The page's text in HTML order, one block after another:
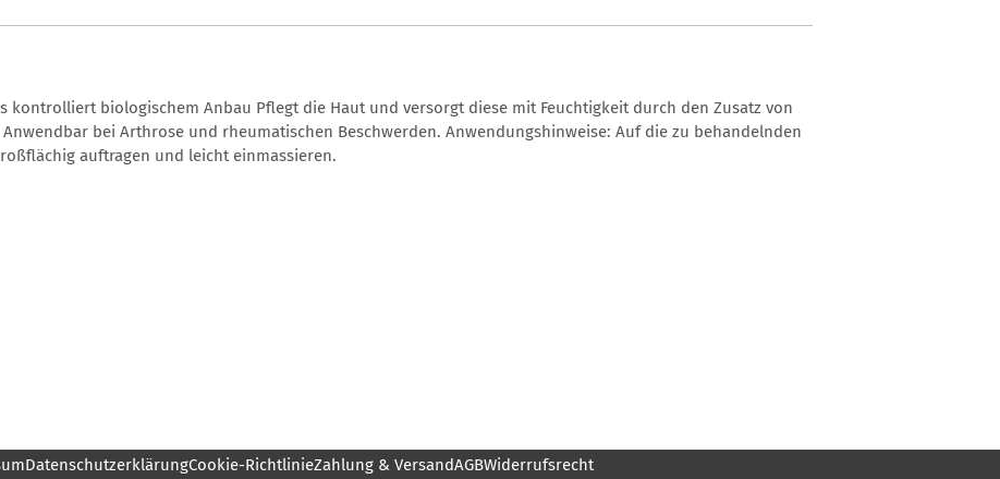
kontrolliert biologischem Anbau Pflegt die Haut und versorgt diese mit Feuchtigkeit durch den Zusatz von
bei Arthrose und rheumatischen Beschwerden. Anwendungshinweise: Auf die zu behandelnden
auftragen und leicht einmassieren.
DatenschutzerklärungCookie-RichtlinieZahlung & VersandAGBWiderrufsrecht